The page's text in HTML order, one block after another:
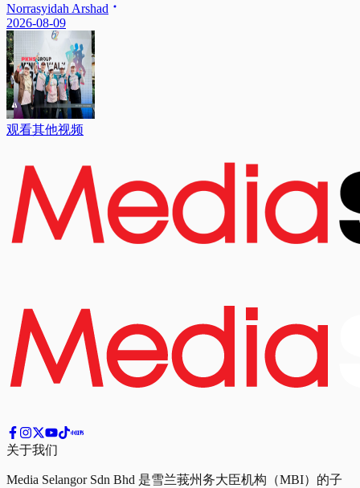
Norrasyidah Arshad
2026-08-09
观看其他视频
关于我们
Media Selangor Sdn Bhd 是雪兰莪州务大臣机构（MBI）的子